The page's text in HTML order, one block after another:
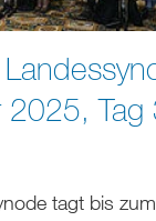
Tag
tagt bis